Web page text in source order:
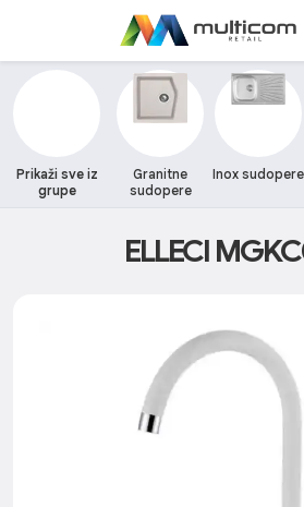
Prikaži sve iz
grupe
Granitne
sudopere
Inox sudopere
ELLECI